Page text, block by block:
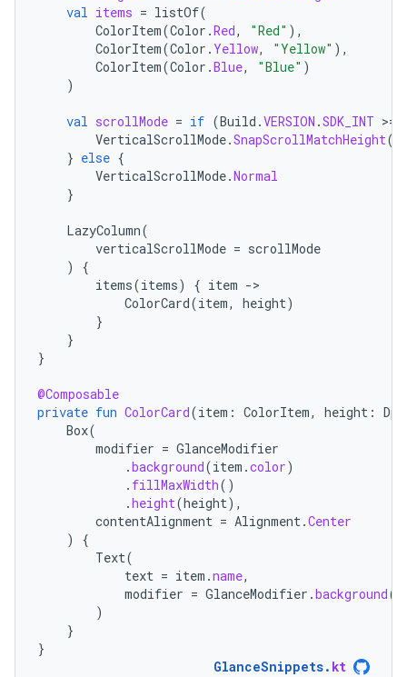
val items = listOf(
ColorItem(Color .Red, "Red" ),
ColorItem(Color . Yellow, "Yellow" ),
ColorItem(Color .Blue, "Blue" )
)
val scrollMode = if (Build .VERSION .SDK_INT >=
VerticalScrollMode.SnapScrollMatchHeight(
} else {
VerticalScrollMode.Normal
}
LazyColumn(
verticalScrollMode = scrollMode
)
{
items(items) { item -
ColorCard(item, height)
}
}
}
@Composable
private fun ColorCard(item : ColorItem, height : Dp
Box(
modifier = GlanceModifier
.background(item .color)
. fillMaxWidth()
.height(height),
contentAlignment = Alignment.Center
)
{
Text(
text = item .name,
modifier = GlanceModifier .background(
)
}
}
GlanceSnippets. kt